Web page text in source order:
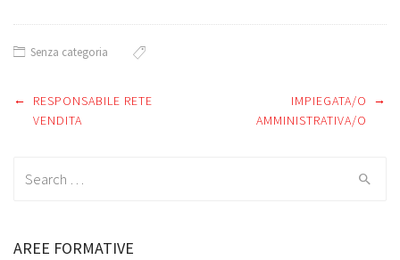
Senza categoria
Post
navigation
←
RESPONSABILE RETE
VENDITA
IMPIEGATA/O
AMMINISTRATIVA/O
→
AREE FORMATIVE